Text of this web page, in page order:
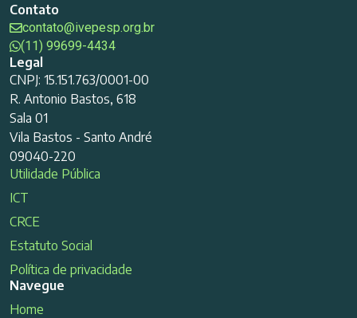
Contato
contato@ivepesp.org.br
(11) 99699-4434
Legal
CNPJ: 15.151.763/0001-00
R. Antonio Bastos, 618
Sala 01
Vila Bastos - Santo André
09040-220
Utilidade Pública
ICT
CRCE
Estatuto Social
Política de privacidade
Navegue
Home